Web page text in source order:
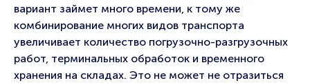
вариант займет много времени, к тому же
комбинирование многих видов транспорта
увеличивает количество погрузочно-разгрузочных
работ, терминальных обработок и временного
хранения на складах. Это не может не отразиться